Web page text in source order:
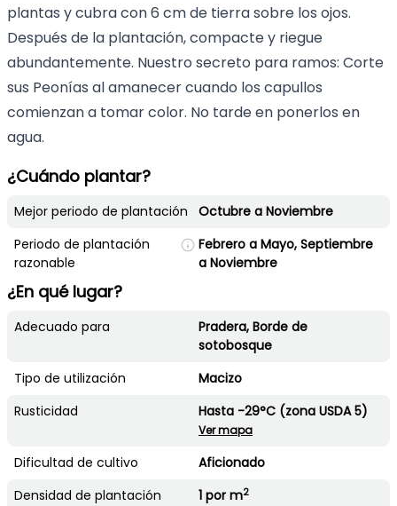
plantas y cubra con 6 cm de tierra sobre los ojos.
Después de la plantación, compacte y riegue
abundantemente. Nuestro secreto para ramos: Corte
sus Peonías al amanecer cuando los capullos
comienzan a tomar color. No tarde en ponerlos en
agua.
¿Cuándo plantar?
Mejor periodo de plantación
Octubre a Noviembre
Periodo de plantación
razonable
Febrero a Mayo, Septiembre
a Noviembre
¿En qué lugar?
Adecuado para
Pradera, Borde de
sotobosque
Tipo de utilización
Macizo
Rusticidad
Hasta -29°C (zona USDA 5)
Ver mapa
Dificultad de cultivo
Aficionado
Densidad de plantación
1 por m2